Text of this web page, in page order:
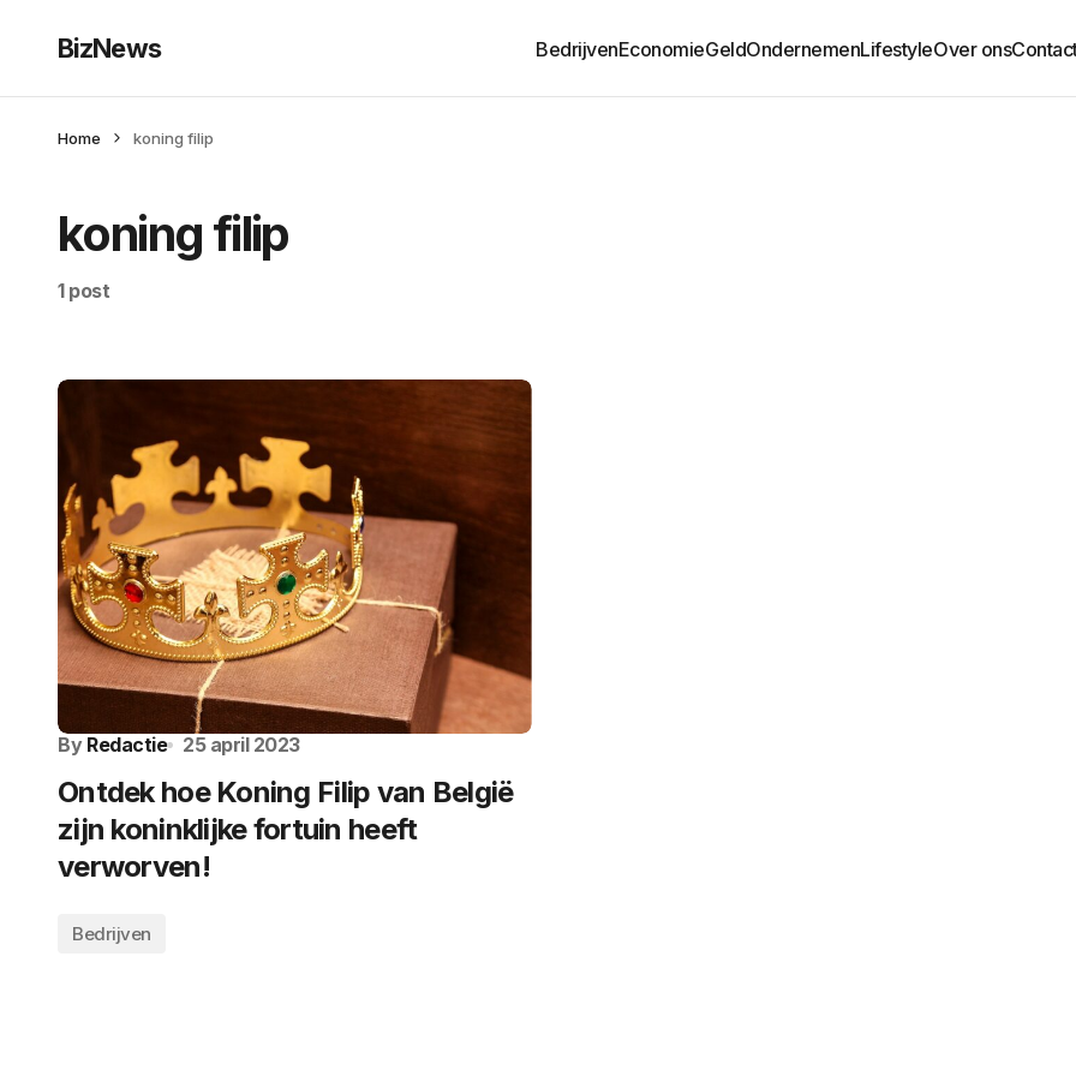
BizNews BedrijvenEconomieGeldOndernemenLifestyleOver ons
Home koning filip
koning filip
1 post
By Redactie 25 april 2023
Ontdek hoe Koning Filip van België
zijn koninklijke fortuin heeft
verworven!
Bedrijven